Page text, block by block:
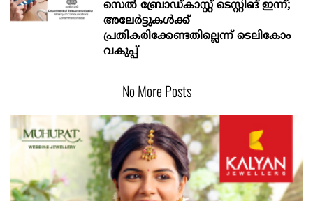
സെല്‍ ബ്രോഡ്കാസ്റ്റ് ടെസ്റ്റിങ് ഇന്ന്;
അലേര്‍ട്ടുകള്‍ക്ക്
പ്രതികരിക്കേണ്ടതില്ലെന്ന് ടെലികോം
വകുപ്പ്
No More Posts